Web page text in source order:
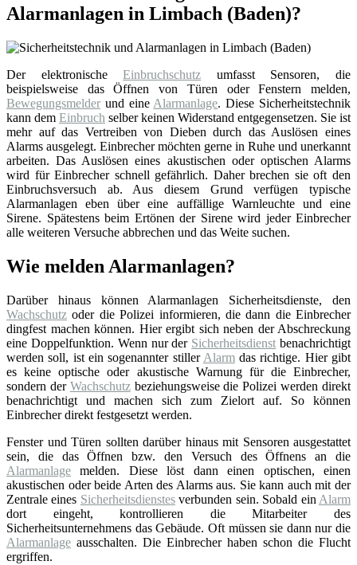
Alarmanlagen in Limbach (Baden)?
Der elektronischeEinbruchschutz umfasst Sensoren, die
beispielsweise das Öffnen von Türen oder Fenstern melden,
Bewegungsmelder und eine Alarmanlage. Diese Sicherheitstechnik
kann dem Einbruch selber keinen Widerstand entgegensetzen. Sie ist
mehr auf das Vertreiben von Dieben durch das Auslösen eines
Alarms ausgelegt. Einbrecher möchten gerne in Ruhe und unerkannt
arbeiten. Das Auslösen eines akustischen oder optischen Alarms
wird für Einbrecher schnell gefährlich. Daher brechen sie oft den
Einbruchsversuch ab. Aus diesem Grund verfügen typische
Alarmanlagen eben über eine auffällige Warnleuchte und eine
Sirene. Spätestens beim Ertönen der Sirene wird jeder Einbrecher
alle weiteren Versuche abbrechen und das Weite suchen.
Wie melden Alarmanlagen?
Darüber hinaus können Alarmanlagen Sicherheitsdienste, den
Wachschutz oder die Polizei informieren, die dann die Einbrecher
dingfest machen können. Hier ergibt sich neben der Abschreckung
eine Doppelfunktion. Wenn nur der Sicherheitsdienst benachrichtigt
werden soll, ist ein sogenannter stiller Alarmdas richtige. Hier gibt
es keine optische oder akustische Warnung für die Einbrecher,
sondern der Wachschutzbeziehungsweise die Polizei werden direkt
benachrichtigt und machen sich zum Zielort auf. So können
Einbrecher direkt festgesetzt werden.
Fenster und Türen sollten darüber hinaus mit Sensoren ausgestattet
sein, die das Öffnen bzw. den Versuch des Öffnens an die
Alarmanlage melden. Diese löst dann einen optischen, einen
akustischen oder beide Arten des Alarms aus. Sie kann auch mit der
Zentrale eines Sicherheitsdienstesverbunden sein. Sobald ein Alarm
dort eingeht, kontrollieren die Mitarbeiter des
Sicherheitsunternehmens das Gebäude. Oft müssen sie dann nur die
Alarmanlage ausschalten. Die Einbrecher haben schon die Flucht
ergriffen.